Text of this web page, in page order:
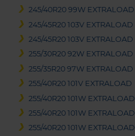
245/40R20 99W EXTRALOAD
245/45R20 103V EXTRALOAD
245/45R20 103V EXTRALOAD
255/30R20 92W EXTRALOAD
255/35R20 97W EXTRALOAD
255/40R20 101V EXTRALOAD
255/40R20 101W EXTRALOAD
255/40R20 101W EXTRALOAD
255/40R20 101W EXTRALOAD